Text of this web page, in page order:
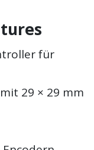
für
29 × 29 mm